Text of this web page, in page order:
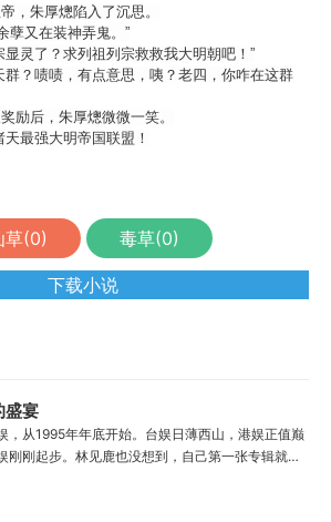
，朱厚熜陷入了沉思。
孽又在装神弄鬼。”
显灵了？求列祖列宗救救我大明朝吧！”
群？啧啧，有点意思，咦？老四，你咋在这群
励后，朱厚熜微微一笑。
最强大明帝国联盟！
草(0) 毒草(0)
下载小说
盛宴
，从1995年年底开始。台娱日薄西山，港娱正值巅
刚刚起步。林见鹿也没想到，自己第一张专辑就直
两岸三地，直接封王了。这还怎么退休？